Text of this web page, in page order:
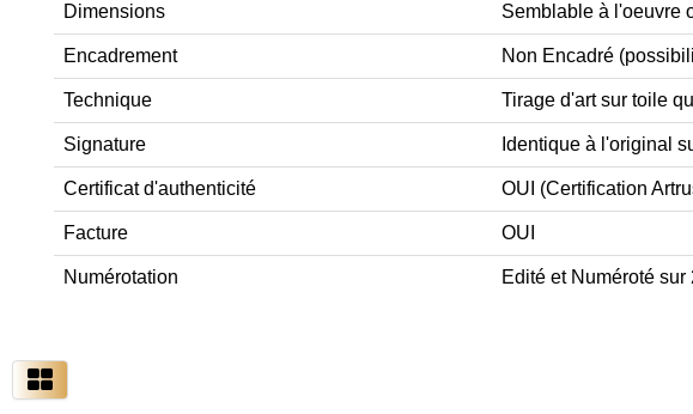
Dimensions Semblable à l'oeuvre
Encadrement Non Encadré
Technique Tirage d'art sur toile
Signature Identique à l'original
Certificat d'authenticité OUI (Certification
Facture OUI
Numérotation Edité et Numéroté